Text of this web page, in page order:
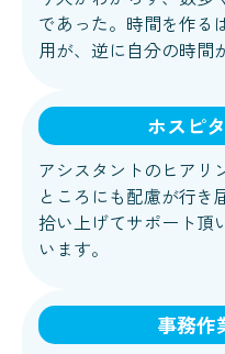
であった。時間を作る
用が、逆に自分の時間
ホスピ
アシスタントのヒアリ
ところにも配慮が行き
拾い上げてサポート頂
います。
事務作